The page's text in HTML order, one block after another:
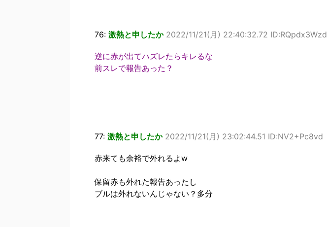
76: 激熱と申したか 2022/11/21(月) 22:40:32.72 ID:RQpdx3Wzd
逆に赤が出てハズレたらキレるな
前スレで報告あった？
77: 激熱と申したか 2022/11/21(月) 23:02:44.51 ID:NV2+Pc8vd
赤来ても余裕で外れるよw
保留赤も外れた報告あったし
ブルは外れないんじゃない？多分